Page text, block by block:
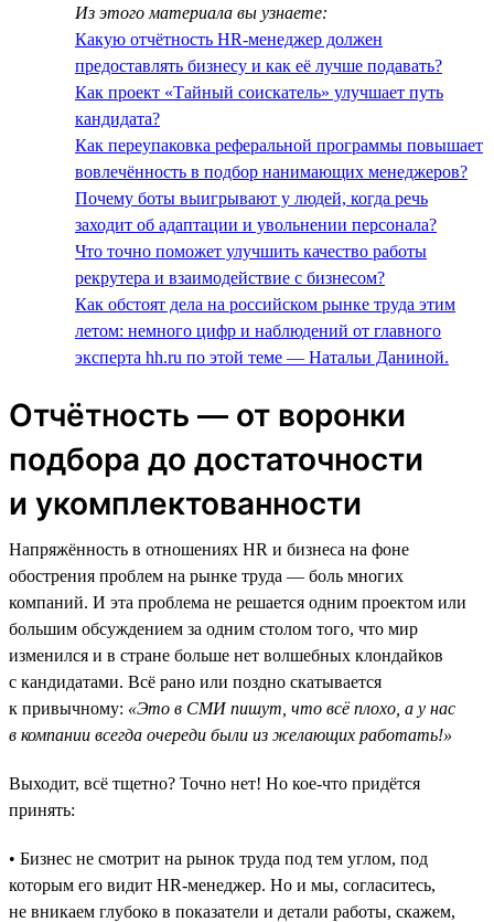
Из этого материала вы узнаете:
Какую отчётность HR-менеджер должен
предоставлять бизнесу и как её лучше подавать?
Как проект «Тайный соискатель» улучшает путь
кандидата?
Как переупаковка реферальной программы повышает
вовлечённость в подбор нанимающих менеджеров?
Почему боты выигрывают у людей, когда речь
заходит об адаптации и увольнении персонала?
Что точно поможет улучшить качество работы
рекрутера и взаимодействие с бизнесом?
Как обстоят дела на российском рынке труда этим
летом: немного цифр и наблюдений от главного
эксперта hh.ru по этой теме — Натальи Даниной.
Отчётность — от воронки
подбора до достаточности
и укомплектованности
Напряжённость в отношениях HR и бизнеса на фоне
обострения проблем на рынке труда — боль многих
компаний. И эта проблема не решается одним проектом или
большим обсуждением за одним столом того, что мир
изменился и в стране больше нет волшебных клондайков
с кандидатами. Всё рано или поздно скатывается
к привычному: «Это в СМИ пишут, что всё плохо, а у нас
в компании всегда очереди были из желающих работать!»
Выходит, всё тщетно? Точно нет! Но кое-что придётся
принять:
• Бизнес не смотрит на рынок труда под тем углом, под
которым его видит HR-менеджер. Но и мы, согласитесь,
не вникаем глубоко в показатели и детали работы, скажем,